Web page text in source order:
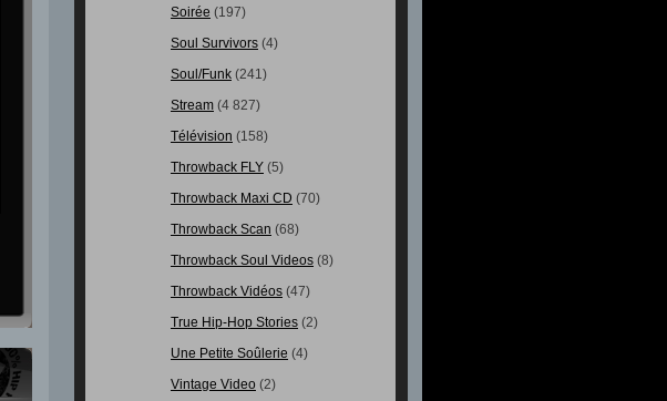
Soirée (197)
Soul Survivors (4)
Soul/Funk (241)
Stream (4 827)
Télévision (158)
Throwback FLY (5)
Throwback Maxi CD (70)
Throwback Scan (68)
Throwback Soul Videos (8)
Throwback Vidéos (47)
True Hip-Hop Stories (2)
Une Petite Soûlerie (4)
Vintage Video (2)